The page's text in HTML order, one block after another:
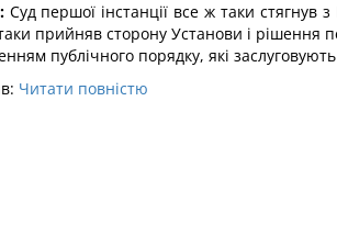
Суд першої інстанції все ж таки стягнув
прийняв сторону Установи і рішення
публічного порядку, які
Читати повністю